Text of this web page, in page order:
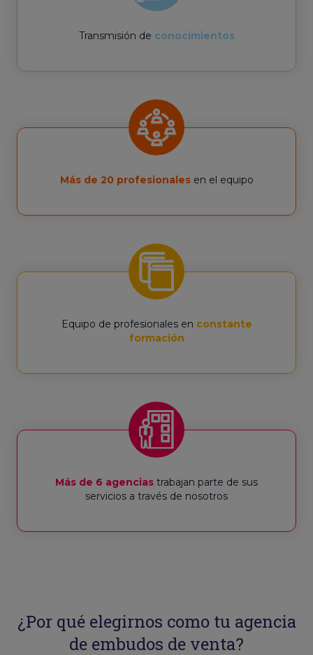
Transmisión de conocimientos
Más de 20 profesionales en el equipo
Equipo de profesionales en constante
formación
Más de 6 agencias trabajan parte de sus
servicios a través de nosotros
¿Por qué elegirnos como tu agencia
de embudos de venta?